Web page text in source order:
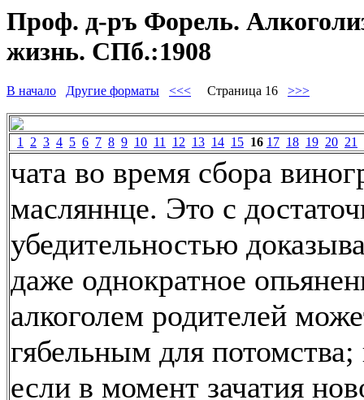
Проф. д-ръ Форель.
жизнь. СПб.:1908
В начало Другие форматы <<< Страница 16 >>>
1 2 3 4 5 6 7 8 9 10 11 12 13 14 15 16 17 18 19 20 21
чата во время сбора
масляннце. Это с
убедительностью
даже однократное
алкоголем родителей
гябельным для
если в момент зачатия